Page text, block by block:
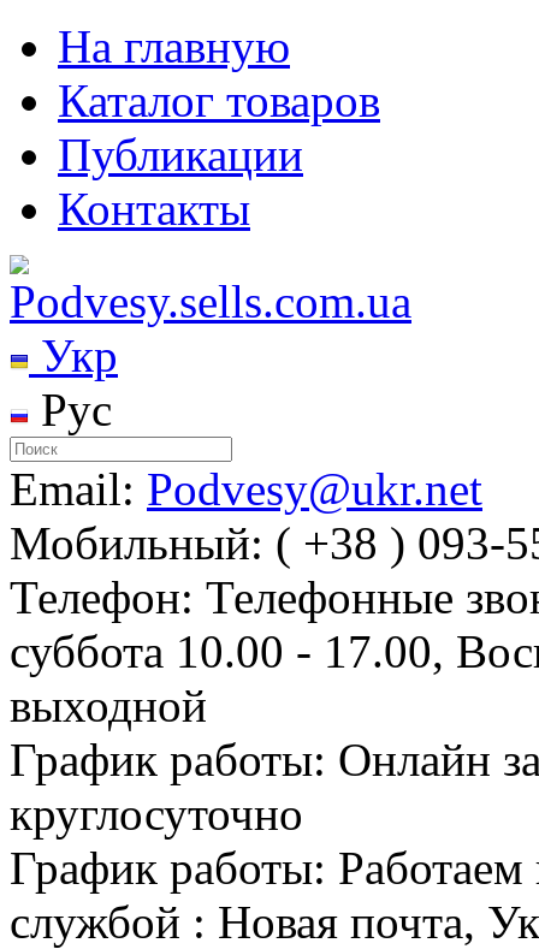
На главную
Каталог товаров
Публикации
Контакты
Укр
Рус
Email: Podvesy@ukr.net
Мобильный: ( +38 ) 093-
Телефон: Телефонные
суббота 10.00 - 17.00,
выходной
График работы: Онлайн
круглосуточно
График работы: Работаем
службой : Новая почта,